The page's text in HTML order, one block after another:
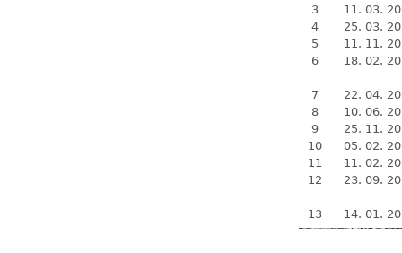
3
11. 03.
4
25. 03.
5
11. 11.
6
18. 02.
7
22. 04.
8
10. 06.
9
25. 11.
10
05. 02.
11
11. 02.
12
23. 09.
13 14. 01.